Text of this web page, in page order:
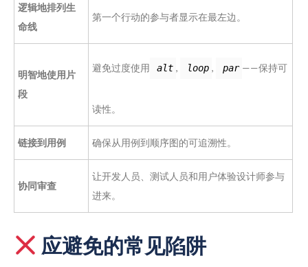
逻辑地排列生
命线
第一个行动的参与者显示在最左边。
明智地使用片
段
避免过度使用 alt , loop , par ——保持可
读性。
链接到用例 确保从用例到顺序图的可追溯性。
协同审查
让开发人员、测试人员和用户体验设计师参与
进来。
应避免的常见陷阱